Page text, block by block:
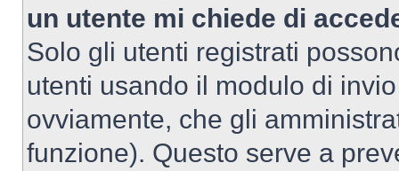
un utente mi chiede di
Solo gli utenti registrati
utenti usando il modulo di
ovviamente, che gli
funzione). Questo serve a